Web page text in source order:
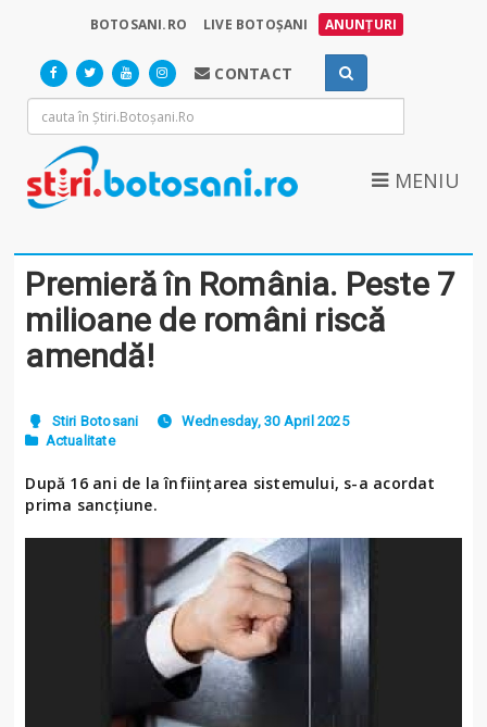
BOTOSANI.RO LIVE BOTOȘANI ANUNȚURI
CONTACT
MENIU
Premieră în România. Peste 7
milioane de români riscă
amendă!
Stiri Botosani
Wednesday, 30 April 2025
Actualitate
După 16 ani de la înființarea sistemului, s-a acordat
prima sancțiune.